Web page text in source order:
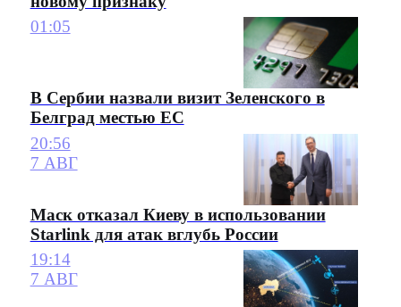
01:05
В Сербии назвали визит Зеленского в
Белград местью ЕС
20:56
7 АВГ
Маск отказал Киеву в использовании
Starlink для атак вглубь России
19:14
7 АВГ